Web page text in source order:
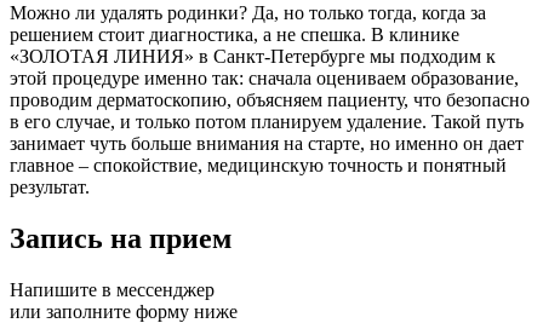
Можно ли удалять родинки? Да, но только тогда, когда за
решением стоит диагностика, а не спешка. В клинике
«ЗОЛОТАЯ ЛИНИЯ» в Санкт-Петербурге мы подходим к
этой процедуре именно так: сначала оцениваем образование,
проводим дерматоскопию, объясняем пациенту, что безопасно
в его случае, и только потом планируем удаление. Такой путь
занимает чуть больше внимания на старте, но именно он дает
главное – спокойствие, медицинскую точность и понятный
результат.
Запись на прием
Напишите в мессенджер
или заполните форму ниже